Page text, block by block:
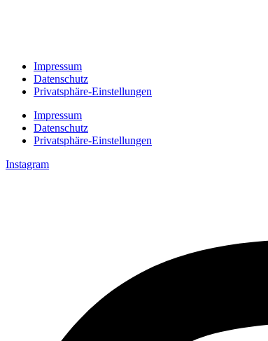
Impressum
Datenschutz
Privatsphäre-Einstellungen
Impressum
Datenschutz
Privatsphäre-Einstellungen
Instagram